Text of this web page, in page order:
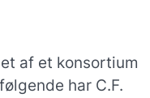
af et konsortium
har C.F.